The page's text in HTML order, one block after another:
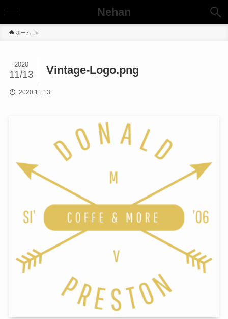
Nehan
ホーム
Vintage-Logo.png
2020
11/13
2020.11.13